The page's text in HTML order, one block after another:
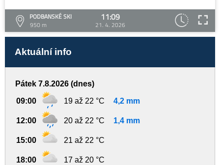
PODBANSKÉ SKI
950 m
11:09
21. 4. 2026
Aktuální info
Pátek 7.8.2026 (dnes)
09:00 19 až 22 °C 4,2 mm
12:00 20 až 22 °C 1,4 mm
15:00 21 až 22 °C
18:00 17 až 20 °C